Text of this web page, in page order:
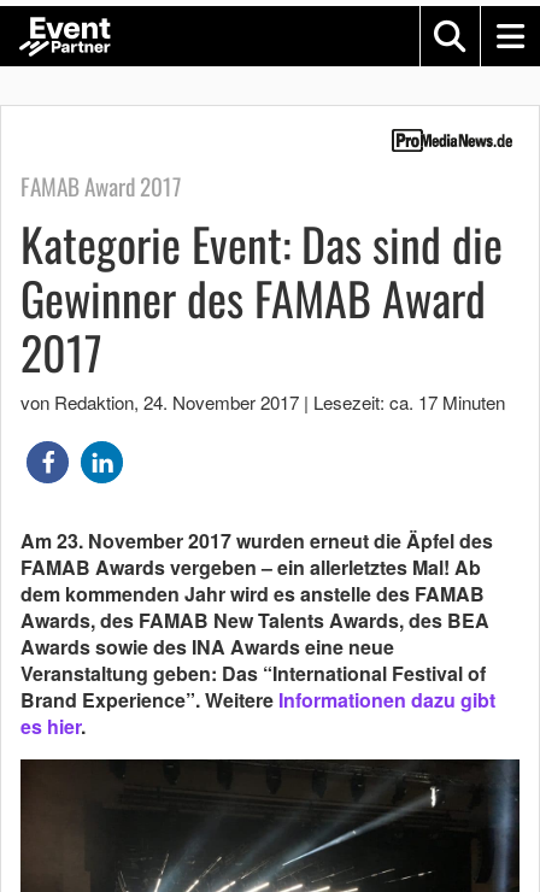
FAMAB Award 2017
Kategorie Event: Das sind die
Gewinner des FAMAB Award
2017
von Redaktion, 24. November 2017 | Lesezeit: ca. 17 Minuten
Am 23. November 2017 wurden erneut die Äpfel des
FAMAB Awards vergeben – ein allerletztes Mal! Ab
dem kommenden Jahr wird es anstelle des FAMAB
Awards, des FAMAB New Talents Awards, des BEA
Awards sowie des INA Awards eine neue
Veranstaltung geben: Das “International Festival of
Brand Experience”. Weitere Informationen dazu gibt
es hier.